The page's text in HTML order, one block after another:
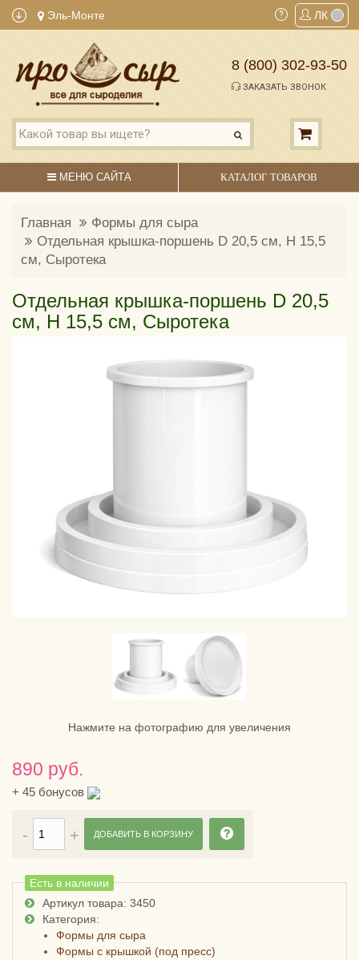
Эль-Монте ЛК
8 (800) 302-93-50
ЗАКАЗАТЬ ЗВОНОК
МЕНЮ САЙТА КАТАЛОГ ТОВАРОВ
Главная
Формы для сыра
Отдельная крышка-поршень D 20,5 см, H 15,5
см, Сыротека
Отдельная крышка-поршень D 20,5
см, H 15,5 см, Сыротека
Нажмите на фотографию для увеличения
890 руб.
+ 45 бонусов
Есть в наличии
Артикул товара: 3450
Категория:
Формы для сыра
Формы с крышкой (под пресс)
ДОБАВИТЬ В КОРЗИНУ